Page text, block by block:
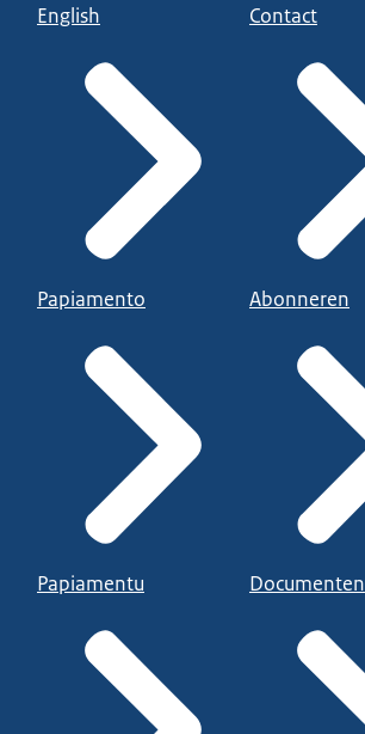
English
Papiamento
Papiamentu
Contact
Abonneren
Documenten